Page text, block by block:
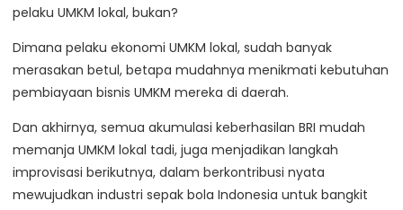
pelaku UMKM lokal, bukan?
Dimana pelaku ekonomi UMKM lokal, sudah banyak
merasakan betul, betapa mudahnya menikmati kebutuhan
pembiayaan bisnis UMKM mereka di daerah.
Dan akhirnya, semua akumulasi keberhasilan BRI mudah
memanja UMKM lokal tadi, juga menjadikan langkah
improvisasi berikutnya, dalam berkontribusi nyata
mewujudkan industri sepak bola Indonesia untuk bangkit